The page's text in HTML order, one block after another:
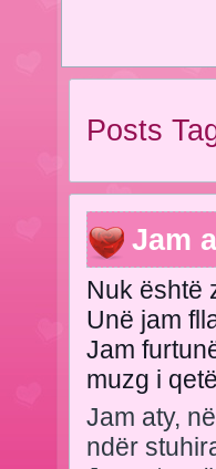
Posts
Jam
Nuk është
Unë jam
Jam
muzg i
Jam aty,
ndër